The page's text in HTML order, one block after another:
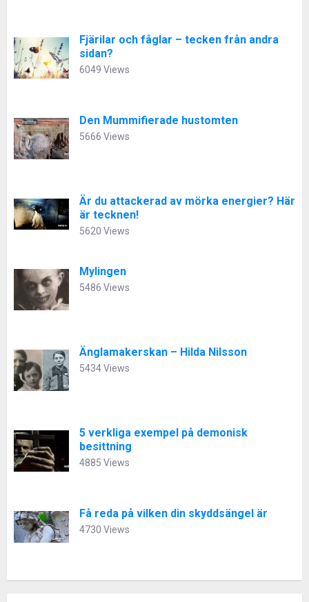
Fjärilar och fåglar – tecken från andra
sidan?
6049 Views
Den Mummifierade hustomten
5666 Views
Är du attackerad av mörka energier? Här
är tecknen!
5620 Views
Mylingen
5486 Views
Änglamakerskan – Hilda Nilsson
5434 Views
5 verkliga exempel på demonisk
besittning
4885 Views
Få reda på vilken din skyddsängel är
4730 Views